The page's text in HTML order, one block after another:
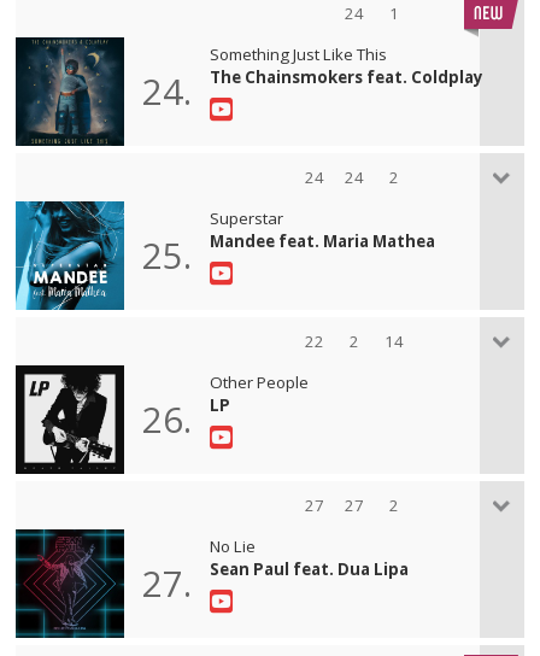
24 1
24.
Something Just Like This
The Chainsmokers feat. Coldplay
24 24 2
25.
Superstar
Mandee feat. Maria Mathea
22 2 14
26.
Other People
LP
27 27 2
27.
No Lie
Sean Paul feat. Dua Lipa